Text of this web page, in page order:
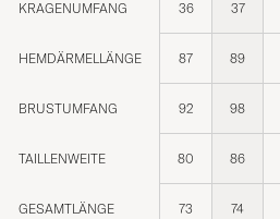
KRAGENUMFANG 36 37
HEMDÄRMELLÄNGE 87 89
BRUSTUMFANG 92 98
TAILLENWEITE 80 86
GESAMTLÄNGE 73 74